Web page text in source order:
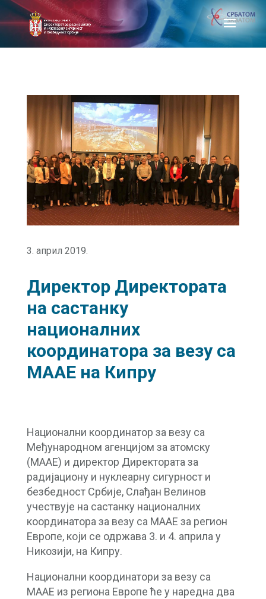
3. април 2019.
Директор Директората
на састанку
националних
координатора за везу са
МААЕ на Кипру
Национални координатор за везу са
Међународном агенцијом за атомску
(МААЕ) и директор Директората за
радијациону и нуклеарну сигурност и
безбедност Србије, Слађан Велинов
учествује на састанку националних
координатора за везу са МААЕ за регион
Европе, који се одржава 3. и 4. априла у
Никозији, на Кипру.
Национални координатори за везу са
МААЕ из региона Европе ће у наредна два